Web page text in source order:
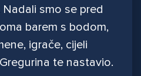
smo se pred
barem s bodom,
igrače, cijeli
te nastavio.